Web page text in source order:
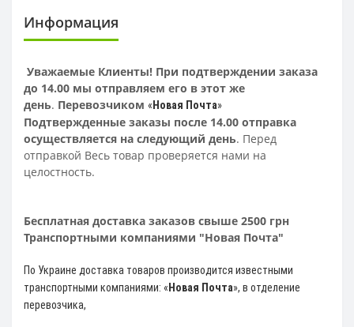
Информация
Уважаемые Клиенты! При подтверждении заказа
до 14.00 мы отправляем его в этот же
день. Перевозчиком «Новая Почта»
Подтвержденные заказы после 14.00 отправка
осуществляется на следующий день. Перед
отправкой Весь товар проверяется нами на
целостность.
Бесплатная доставка заказов свыше 2500 грн
Транспортными компаниями "Новая Почта"
По Украине доставка товаров производится известными
транспортными компаниями: «Новая Почта», в отделение
перевозчика,